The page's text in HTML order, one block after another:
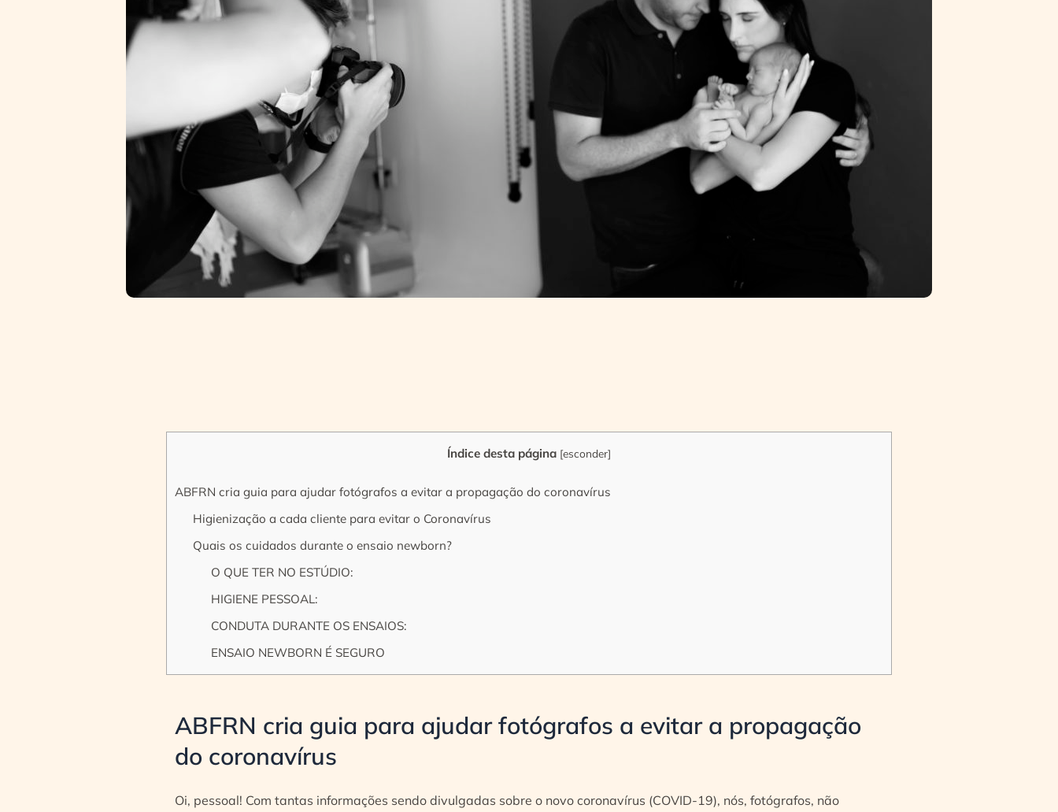
Índice desta página [esconder]
ABFRN cria guia para ajudar fotógrafos a evitar a propagação do coronavírus
Higienização a cada cliente para evitar o Coronavírus
Quais os cuidados durante o ensaio newborn?
O QUE TER NO ESTÚDIO:
HIGIENE PESSOAL:
CONDUTA DURANTE OS ENSAIOS:
ENSAIO NEWBORN É SEGURO
ABFRN cria guia para ajudar fotógrafos a evitar a propagação
do coronavírus
Oi, pessoal! Com tantas informações sendo divulgadas sobre o novo coronavírus (COVID-19), nós, fotógrafos, não